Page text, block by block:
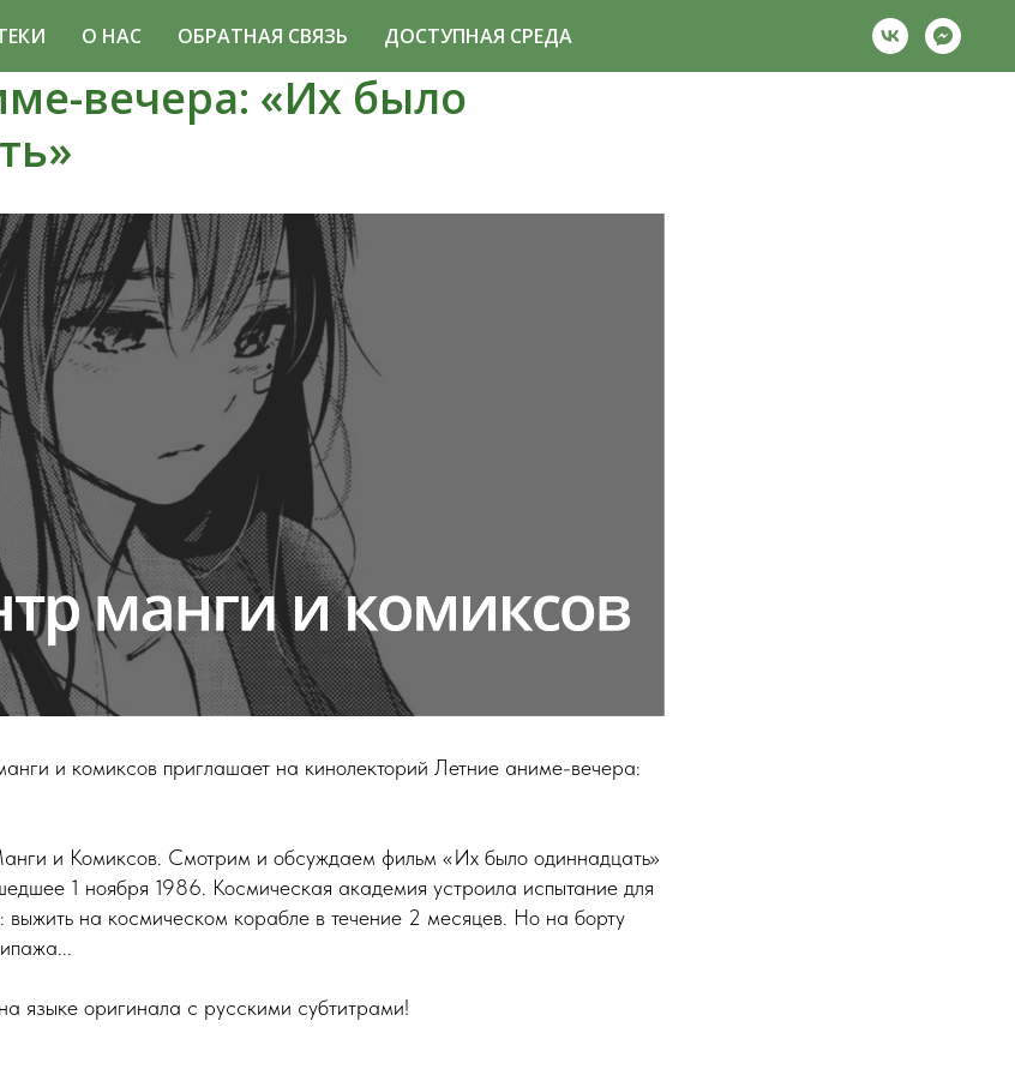
О НАС ОБРАТНАЯ СВЯЗЬ ДОСТУПНАЯ СРЕДА
вечера: «Их было
и комиксов приглашает на кинолекторий Летние аниме-вечера:
и Комиксов. Смотрим и обсуждаем фильм «Их было одиннадцать»
1 ноября 1986. Космическая академия устроила испытание для
выжить на космическом корабле в течение 2 месяцев. Но на борту
языке оригинала с русскими субтитрами!